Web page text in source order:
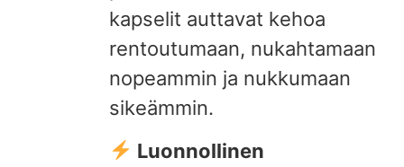
kapselit auttavat kehoa
rentoutumaan, nukahtamaan
nopeammin ja nukkumaan
sikeämmin.
Luonnollinen